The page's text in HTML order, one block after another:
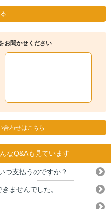
お聞かせください
合わせはこちら
なQ&Aも見ています
つ支払うのですか？
ませんでした。